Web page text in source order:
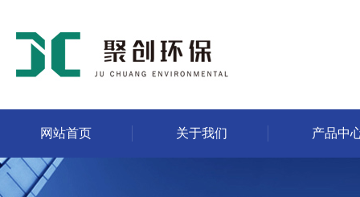
网站首页 关于我们 产品中